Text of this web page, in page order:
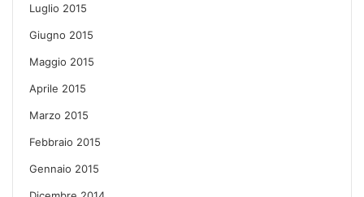
Luglio 2015
Giugno 2015
Maggio 2015
Aprile 2015
Marzo 2015
Febbraio 2015
Gennaio 2015